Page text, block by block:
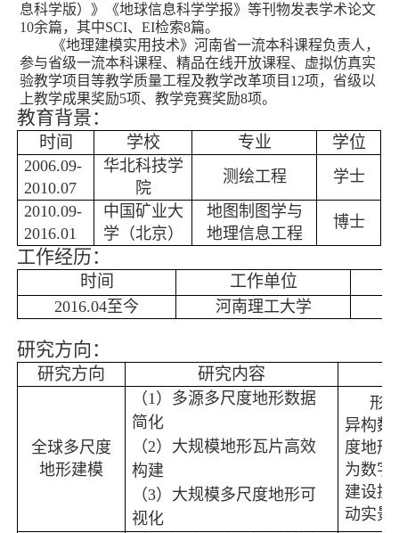
息科学版）》《地球信息科学学报》等刊物发表学术论文
10余篇，其中SCI、EI检索8篇。
《地理建模实用技术》河南省一流本科课程负责人，
参与省级一流本科课程、精品在线开放课程、虚拟仿真实
验教学项目等教学质量工程及教学改革项目 12项，省级以
上教学成果奖励5项、教学竞赛奖励8项。
教育背景：
时间 学校 专业 学位
2006.09-
2010.07
华北科技学
院
测绘工程
学士
2010.09-
2016.01
中国矿业大
学（北京）
地图制图学与
地理信息工程
博士
工作经历：
时间 工作单位
2016.04至今 河南理工大学
研究方向：
研究方向 研究内容
全球多尺度
地形建模
（1 ）多源多尺度地形数据
简化
（2）大规模地形瓦片高效
构建
（3）大规模多尺度地形可
视化
形
异构数
度地形
为数字
建设提
动实景